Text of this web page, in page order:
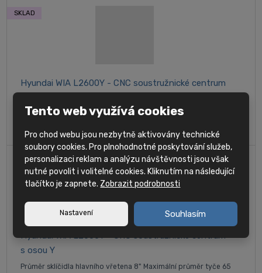
Hyundai WIA L2600Y - CNC soustružnické centrum
Průměr sklíčidla hlavního vřetena 10" Maximální průměr
SKLAD
s osou Y
Průměr sklíčidla hlavního vřetena 8" Maximální průměr tyče 65
Tento web využívá cookies
Pro chod webu jsou nezbytně aktivovány technické
soubory cookies. Pro plnohodnotné poskytování služeb,
personalizaci reklam a analýzu návštěvnosti jsou však
nutné povolit i volitelné cookies. Kliknutím na následující
tlačítko je zapnete. Zobrazit podrobnosti
Nastavení Souhlasím